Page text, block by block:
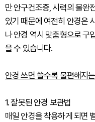
만 안구건조증, 시력의 불완
있기 때문에 여전히 안경은
나 안경 역시 맞춤형으로 구
을 수 있습니다.
안경 쓰면 쓸수록 불편해지
1. 잘못된 안경 보관법
매일 안경을 착용하게 되면